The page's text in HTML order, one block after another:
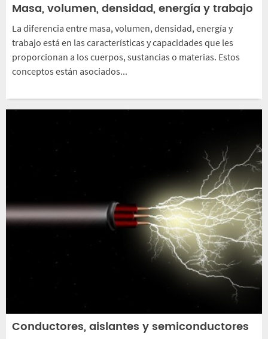
Masa, volumen, densidad, energía y trabajo
La diferencia entre masa, volumen, densidad, energía y
trabajo está en las características y capacidades que les
proporcionan a los cuerpos, sustancias o materias. Estos
conceptos están asociados...
Conductores, aislantes y semiconductores